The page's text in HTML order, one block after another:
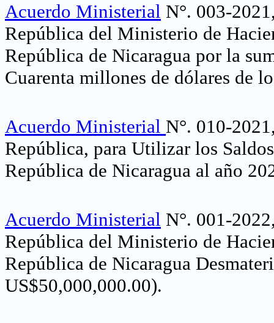
Acuerdo Ministerial N°. 003-
República del Ministerio de
República de Nicaragua por la
Cuarenta millones de dólares de
Acuerdo Ministerial N°. 010-
República, para Utilizar los
República de Nicaragua al año
Acuerdo Ministerial N°. 001-
República del Ministerio de
República de Nicaragua
US$50,000,000.00).